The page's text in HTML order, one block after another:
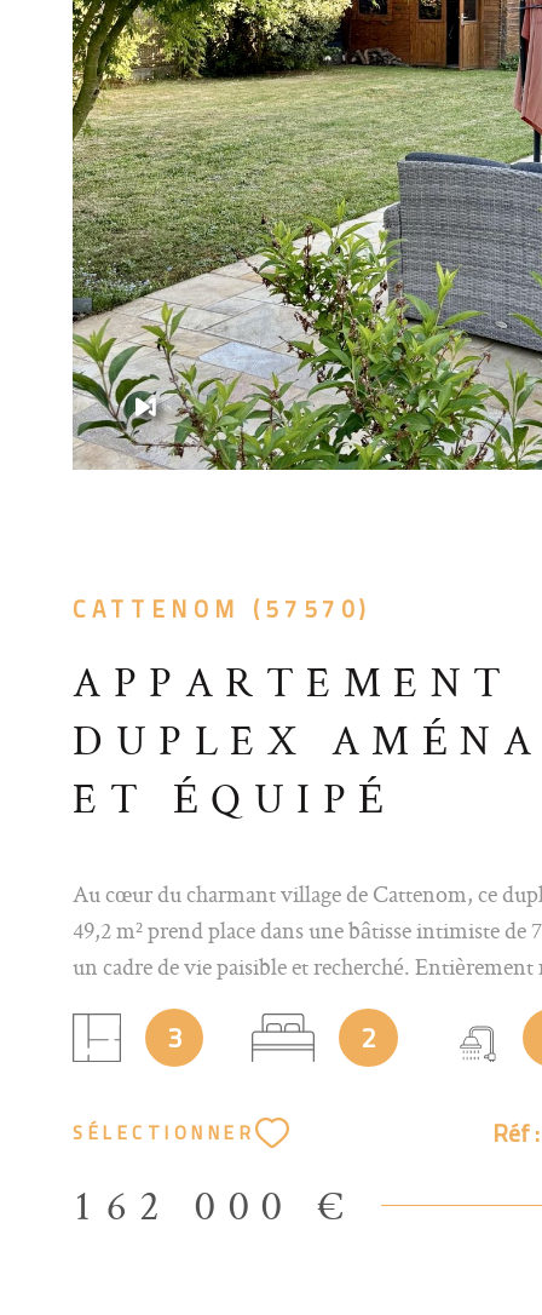
VOIR LE
CATTENOM (57570)
APPARTEMENT
DUPLEX
ET ÉQUIPÉ
Au cœur du charmant village de Cattenom, ce
49,2 m² prend place dans une bâtisse intimiste de
un cadre de vie paisible et recherché. Entièrement
équipé et rénové avec goût , l’appartement propose
de vie chaleureux comprenant un salon ouvert sur
moderne et parfaitement aménagée , deux
confortables, une salle d’eau contemporaine et un
Pensé pour une installation immédiate, le
tout le nécessaire : lave-linge, télévision, four
vaisselle et accessoires de cuisine complets ,
3 2
SÉLECTIONNER Réf :
162 000 €